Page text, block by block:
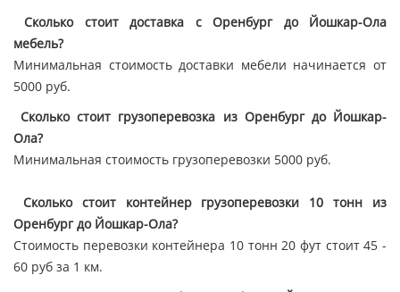
Сколько стоит доставка с Оренбург до Йошкар-Ола
мебель?
Минимальная стоимость доставки мебели начинается от
5000 руб.
Сколько стоит грузоперевозка из Оренбург до Йошкар-
Ола?
Минимальная стоимость грузоперевозки 5000 руб.
Сколько стоит контейнер грузоперевозки 10 тонн из
Оренбург до Йошкар-Ола?
Стоимость перевозки контейнера 10 тонн 20 фут стоит 45 -
60 руб за 1 км.